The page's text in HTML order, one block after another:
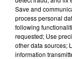
Save and
process personal
following
requested; Use
other data sources;
information